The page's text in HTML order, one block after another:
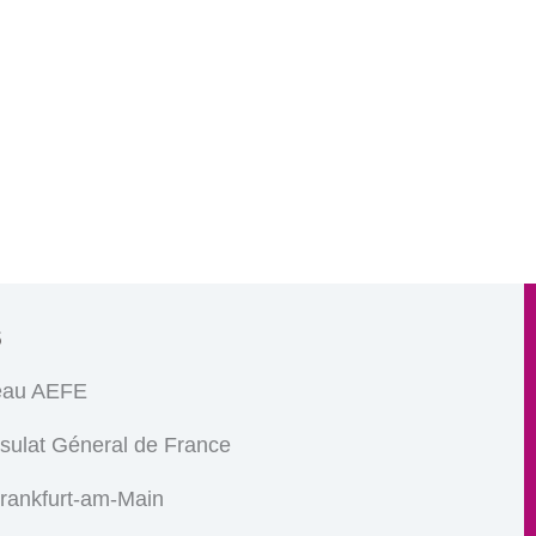
AEFE
Géneral de France
am-Main